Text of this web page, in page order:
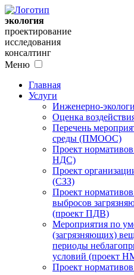
экология
проектирование
исследования
консалтинг
Меню
Главная
Услуги
Инженерно-
Оценка
Перечень
среды (ПМООС)
Проект
НДС)
Проект
(СЗЗ)
Проект
выбросов
(проект ПДВ)
Мероприятия по
(загрязняющих)
периоды
условий (проект
Проект